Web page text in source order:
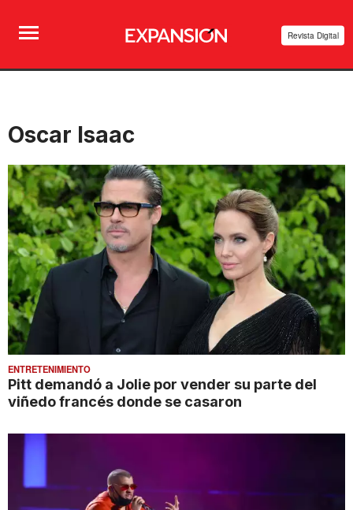
Revista Digital
Oscar Isaac
ENTRETENIMIENTO
Pitt demandó a Jolie por vender su parte del
viñedo francés donde se casaron